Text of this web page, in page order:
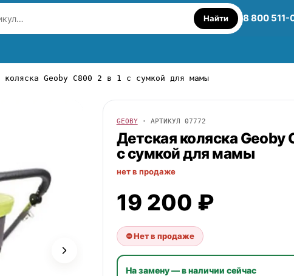
Найти 8 800
коляска Geoby C800 2 в 1 с сумкой для мамы
GEOBY· АРТИКУЛ 07772
Детская коляска Geoby
с сумкой для мамы
нет в продаже
19 200 ₽
⛔ Нет в продаже
На замену — в наличии сейчас